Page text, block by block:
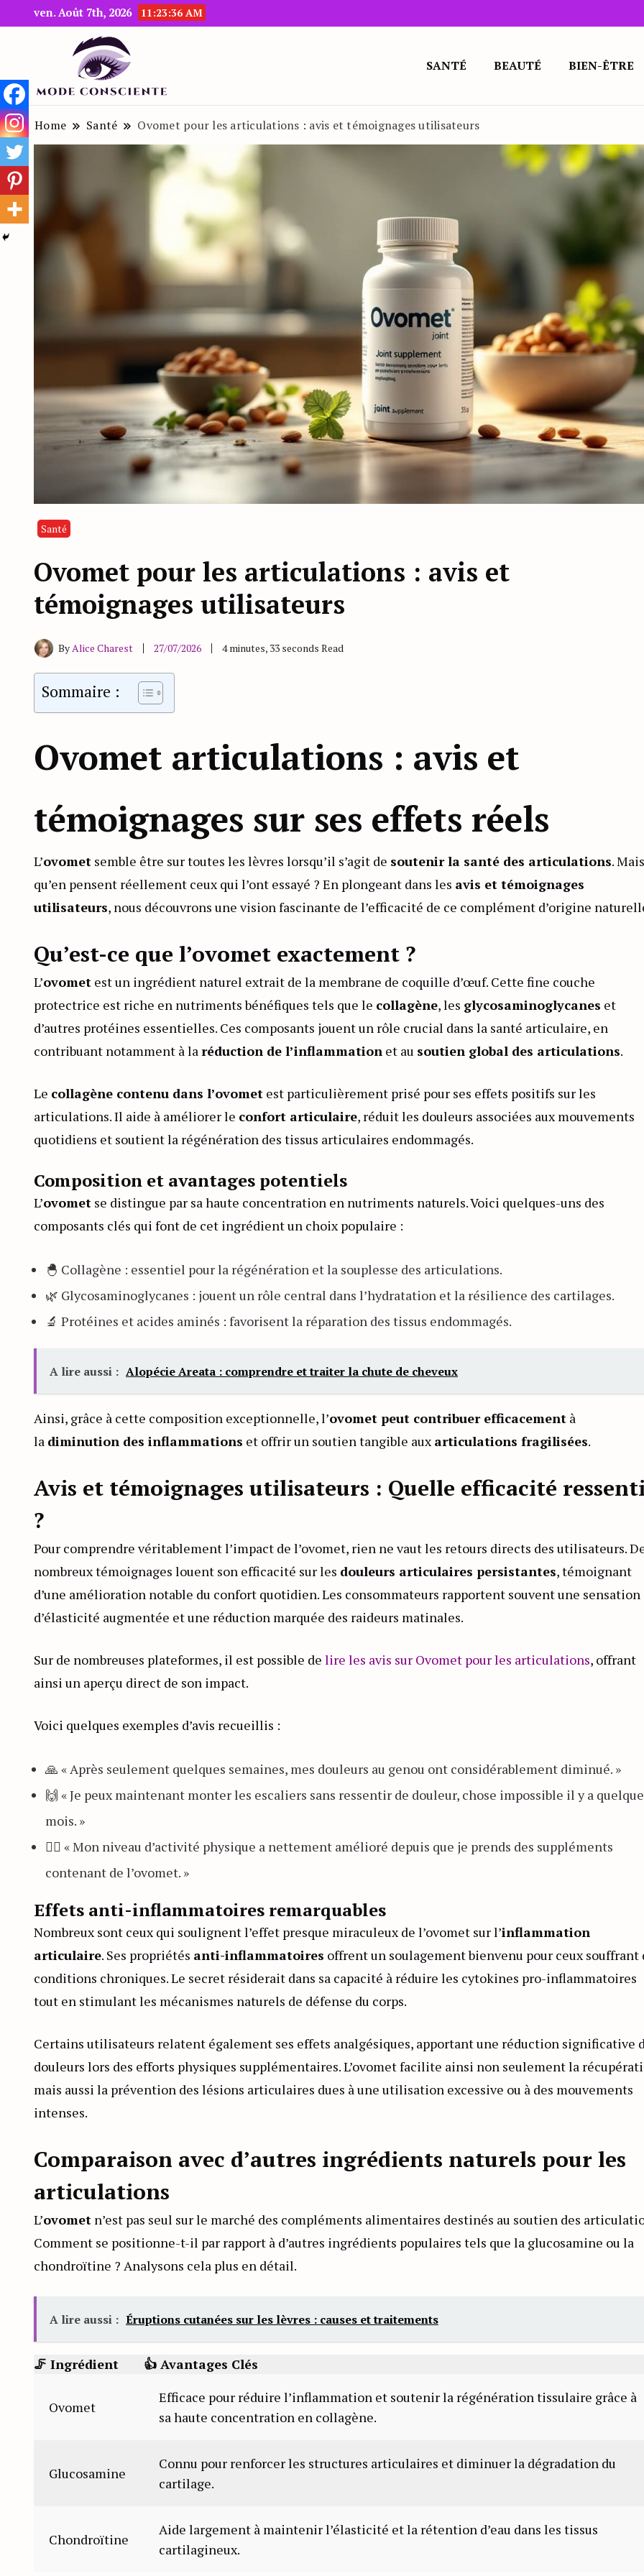
ven. Août 7th, 2026 11:23:37 AM
SANTÉ BEAUTÉ BIEN-ÊTRE
Home Santé Ovomet pour les articulations : avis et témoignages utilisateurs
Santé
Ovomet pour les articulations : avis et
témoignages utilisateurs
ByAlice Charest 27/07/2026 4 minutes, 33 seconds Read
Sommaire :
Ovomet articulations : avis et
témoignages sur ses effets réels
L’ovomet semble être sur toutes les lèvres lorsqu’il s’agit de soutenir la santé des articulations. Mais
qu’en pensent réellement ceux qui l’ont essayé ? En plongeant dans les avis et témoignages
utilisateurs, nous découvrons une vision fascinante de l’efficacité de ce complément d’origine
Qu’est-ce que l’ovomet exactement ?
L’ovomet est un ingrédient naturel extrait de la membrane de coquille d’œuf. Cette fine couche
protectrice est riche en nutriments bénéfiques tels que le collagène, les glycosaminoglycanes et
d’autres protéines essentielles. Ces composants jouent un rôle crucial dans la santé articulaire, en
contribuant notamment à laréduction de l’inflammation et au soutien global des articulations.
Le collagène contenu dans l’ovomet est particulièrement prisé pour ses effets positifs sur les
articulations. Il aide à améliorer le confort articulaire, réduit les douleurs associées aux mouvements
quotidiens et soutient la régénération des tissus articulaires endommagés.
Composition et avantages potentiels
L’ovomet se distingue par sa haute concentration en nutriments naturels. Voici quelques-uns des
composants clés qui font de cet ingrédient un choix populaire :
🐣 Collagène : essentiel pour la régénération et la souplesse des articulations.
🌿 Glycosaminoglycanes : jouent un rôle central dans l’hydratation et la résilience des cartilages.
🔬 Protéines et acides aminés : favorisent la réparation des tissus endommagés.
A lire aussi : Alopécie Areata : comprendre et traiter la chute de cheveux
Ainsi, grâce à cette composition exceptionnelle, l’ovomet peut contribuer efficacement à
la diminution des inflammations et offrir un soutien tangible aux articulations fragilisées.
Avis et témoignages utilisateurs : Quelle efficacité
?
Pour comprendre véritablement l’impact de l’ovomet, rien ne vaut les retours directs des utilisateurs.
nombreux témoignages louent son efficacité sur les douleurs articulaires persistantes, témoignant
d’une amélioration notable du confort quotidien. Les consommateurs rapportent souvent une sensation
d’élasticité augmentée et une réduction marquée des raideurs matinales.
Sur de nombreuses plateformes, il est possible de lire les avis sur Ovomet pour les articulations, offrant
ainsi un aperçu direct de son impact.
Voici quelques exemples d’avis recueillis :
🙏 « Après seulement quelques semaines, mes douleurs au genou ont considérablement diminué. »
🙌 « Je peux maintenant monter les escaliers sans ressentir de douleur, chose impossible il y a
mois. »
🏃‍♂️ « Mon niveau d’activité physique a nettement amélioré depuis que je prends des suppléments
contenant de l’ovomet. »
Effets anti-inflammatoires remarquables
Nombreux sont ceux qui soulignent l’effet presque miraculeux de l’ovomet sur l’inflammation
articulaire. Ses propriétés anti-inflammatoires offrent un soulagement bienvenu pour ceux souffrant
conditions chroniques. Le secret résiderait dans sa capacité à réduire les cytokines pro-inflammatoires
tout en stimulant les mécanismes naturels de défense du corps.
Certains utilisateurs relatent également ses effets analgésiques, apportant une réduction significative
douleurs lors des efforts physiques supplémentaires. L’ovomet facilite ainsi non seulement la
mais aussi la prévention des lésions articulaires dues à une utilisation excessive ou à des mouvements
intenses.
Comparaison avec d’autres ingrédients naturels pour les
articulations
L’ovomet n’est pas seul sur le marché des compléments alimentaires destinés au soutien des
Comment se positionne-t-il par rapport à d’autres ingrédients populaires tels que la glucosamine ou la
chondroïtine ? Analysons cela plus en détail.
A lire aussi : Éruptions cutanées sur les lèvres : causes et traitements
🦵 Ingrédient 👍 Avantages Clés
Ovomet
Efficace pour réduire l’inflammation et soutenir la régénération tissulaire grâce à
sa haute concentration en collagène.
Glucosamine
Connu pour renforcer les structures articulaires et diminuer la dégradation du
cartilage.
Chondroïtine
Aide largement à maintenir l’élasticité et la rétention d’eau dans les tissus
cartilagineux.